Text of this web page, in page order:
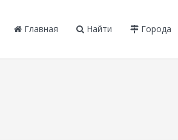
Главная Найти Города